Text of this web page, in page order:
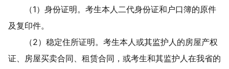
（1） 身份证明。考生本人二代身份证和户口簿的原件
及复印件。
（2） 稳定住所证明。考生本人或其监护人的房屋产权
证、房屋买卖合同、租赁合同，或考生和其监护人在我省的